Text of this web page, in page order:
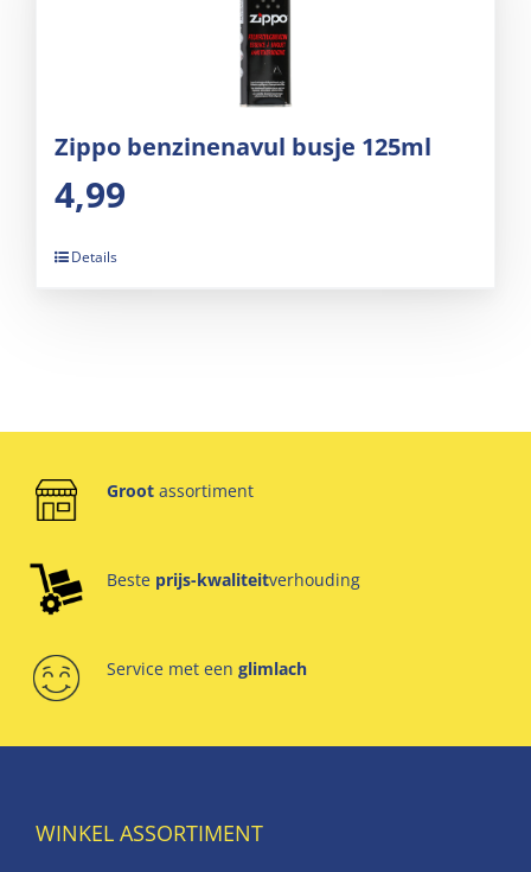
Zippo benzinenavul busje 125ml
4,99
Details
Groot assortiment
Beste prijs-kwaliteitverhouding
Service met een glimlach
WINKEL ASSORTIMENT